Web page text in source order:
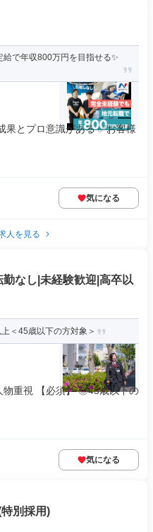
給で年収800万円を目指せる✨
果とプロ意識がある ✅お客様
気になる
人を見る
なし|未経験歓迎|高卒以
＜45歳以下の方対象＞
物重視 【必須】 ◎45歳以下の
気になる
別採用)